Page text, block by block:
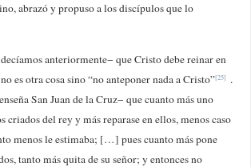
abrazó y propuso a los discípulos que lo
anteriormente− que Cristo debe reinar en
es otra cosa sino “no anteponer nada a Cristo”[25]
.
San Juan de la Cruz− que cuanto más uno
criados del rey y más reparase en ellos, menos caso
menos le estimaba; […] pues cuanto más pone
tanto más quita de su señor; y entonces no